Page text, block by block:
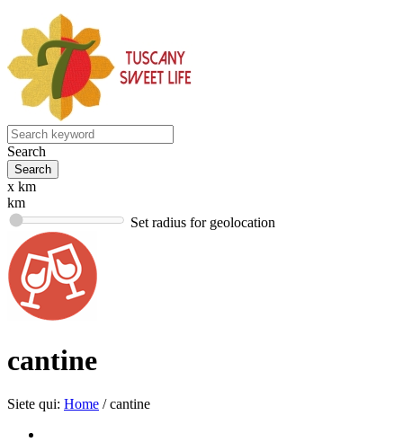
Search
x km
km
Set radius for geolocation
cantine
Siete qui: Home / cantine